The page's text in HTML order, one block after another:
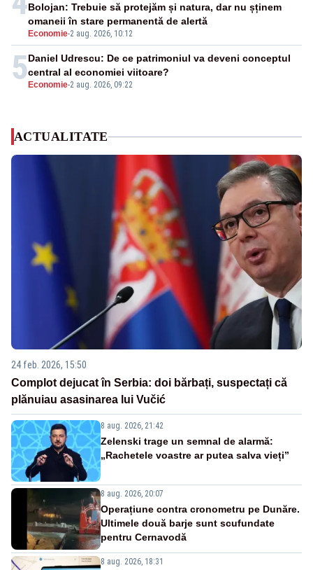
Economie-2 aug. 2026, 10:12
Bolojan: Trebuie să protejăm și natura, dar nu șținem
omaneii în stare permanentă de alertă
5 Economie-2 aug. 2026, 09:22
Daniel Udrescu: De ce patrimoniul va deveni conceptul
central al economiei viitoare?
ACTUALITATE
24 feb. 2026, 15:50
Complot dejucat în Serbia: doi bărbați, suspectați că
plănuiau asasinarea lui Vučić
8 aug. 2026, 21:42
Zelenski trage un semnal de alarmă:
„Rachetele voastre ar putea salva vieți”
8 aug. 2026, 20:07
Operațiune contra cronometru pe Dunăre.
Ultimele două barje sunt scufundate
pentru Cernavodă
8 aug. 2026, 18:31